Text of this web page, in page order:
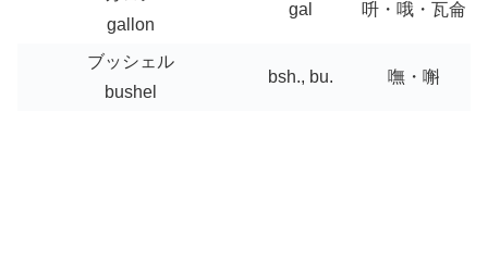
gallon
gal 呏・哦・瓦侖
ブッシェル
bushel
bsh., bu. 嘸・嘝